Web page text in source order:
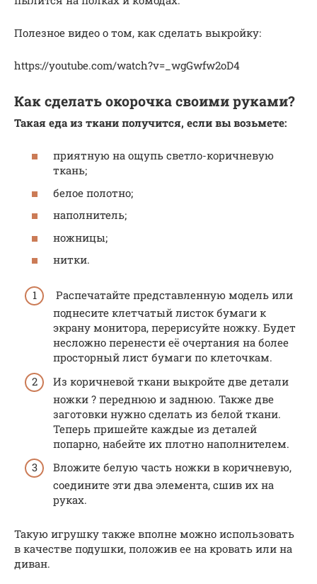
Полезное видео о том, как сделать выкройку:
https://youtube.com/watch?v=_wgGwfw2oD4
Как сделать окорочка своими руками?
Такая еда из ткани получится, если вы возьмете:
приятную на ощупь светло-коричневую
ткань;
белое полотно;
наполнитель;
ножницы;
нитки.
Распечатайте представленную модель или
поднесите клетчатый листок бумаги к
экрану монитора, перерисуйте ножку. Будет
несложно перенести её очертания на более
просторный лист бумаги по клеточкам.
Из коричневой ткани выкройте две детали
ножки ? переднюю и заднюю. Также две
заготовки нужно сделать из белой ткани.
Теперь пришейте каждые из деталей
попарно, набейте их плотно наполнителем.
Вложите белую часть ножки в коричневую,
соедините эти два элемента, сшив их на
руках.
Такую игрушку также вполне можно использовать
в качестве подушки, положив ее на кровать или на
диван.